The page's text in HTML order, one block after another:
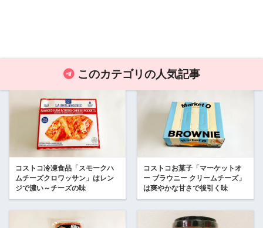
このカテゴリの人気記事
コストコ冷凍食品「スモークハ
ムチーズクロワッサン」はレン
ジで濃い～チーズの味
コストコお菓子「マーケットオ
ー ブラウニー クリームチーズ」
は爽やかな甘さで後引く味